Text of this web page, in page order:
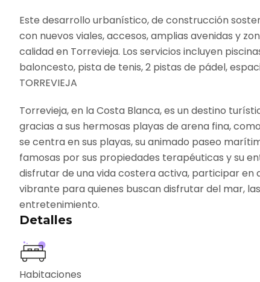
Este desarrollo urbanístico, de construcción
con nuevos viales, accesos, amplias avenidas y
calidad en Torrevieja. Los servicios incluyen
baloncesto, pista de tenis, 2 pistas de pádel,
TORREVIEJA
Torrevieja, en la Costa Blanca, es un destino
gracias a sus hermosas playas de arena fina,
se centra en sus playas, su animado paseo
famosas por sus propiedades terapéuticas y su
disfrutar de una vida costera activa, participar
vibrante para quienes buscan disfrutar del mar,
entretenimiento.
Detalles
Habitaciones